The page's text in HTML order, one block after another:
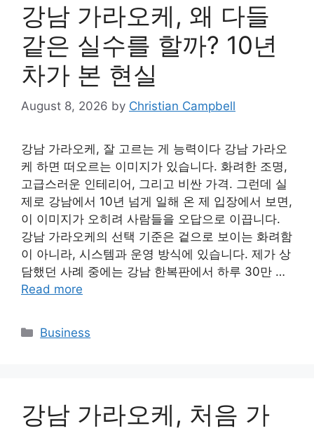
강남 가라오케, 왜 다들
같은 실수를 할까? 10년
차가 본 현실
August 8, 2026 by Christian Campbell
강남 가라오케, 잘 고르는 게 능력이다 강남 가라오
케 하면 떠오르는 이미지가 있습니다. 화려한 조명,
고급스러운 인테리어, 그리고 비싼 가격. 그런데 실
제로 강남에서 10년 넘게 일해 온 제 입장에서 보면,
이 이미지가 오히려 사람들을 오답으로 이끕니다.
강남 가라오케의 선택 기준은 겉으로 보이는 화려함
이 아니라, 시스템과 운영 방식에 있습니다. 제가 상
담했던 사례 중에는 강남 한복판에서 하루 30만 …
Read more
Categories
Business
강남 가라오케, 처음 가